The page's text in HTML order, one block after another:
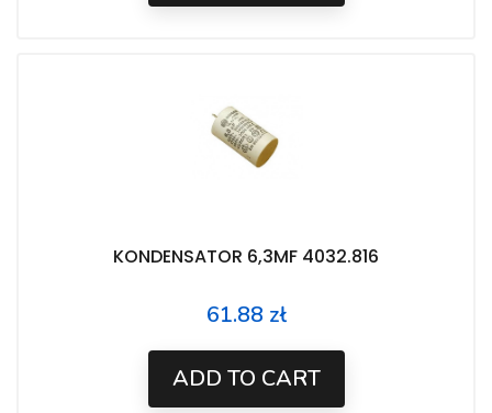
KONDENSATOR 6,3MF 4032.816
Price
61.88 zł
ADD TO CART